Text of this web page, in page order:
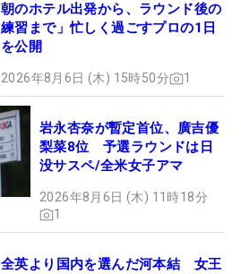
朝のホテル出発から、ラウンド後の
練習まで」忙しく過ごすプロの1日
を公開
2026年8月6日 (木) 15時50分 1
岩永杏奈が暫定首位、廣吉優
梨菜8位 予選ラウンドは日
没サスペ/全米女子アマ
2026年8月6日 (木) 11時18分
1
全英より国内を選んだ河本結 女王